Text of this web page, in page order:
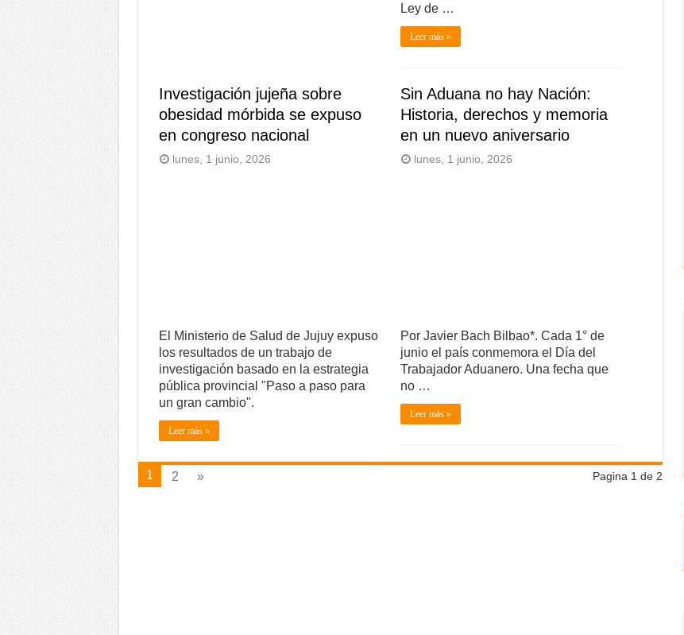
Ley de …
Leer más »
Investigación jujeña sobre
obesidad mórbida se expuso
en congreso nacional
lunes, 1 junio, 2026
El Ministerio de Salud de Jujuy expuso
los resultados de un trabajo de
investigación basado en la estrategia
pública provincial "Paso a paso para
un gran cambio".
Leer más »
Sin Aduana no hay Nación:
Historia, derechos y memoria
en un nuevo aniversario
lunes, 1 junio, 2026
Por Javier Bach Bilbao*. Cada 1° de
junio el país conmemora el Día del
Trabajador Aduanero. Una fecha que
no …
Leer más »
Pagina 1 de 2
1 2 »